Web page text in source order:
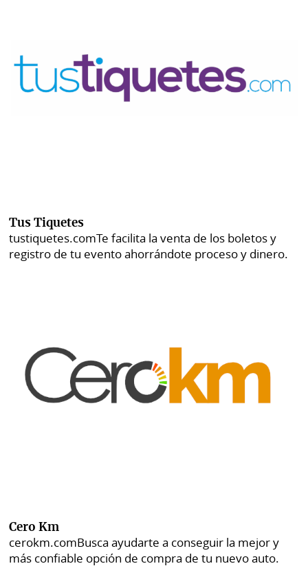
Tus Tiquetes
tustiquetes.comTe facilita la venta de los boletos y
registro de tu evento ahorrándote proceso y dinero.
Cero Km
cerokm.comBusca ayudarte a conseguir la mejor y
más confiable opción de compra de tu nuevo auto.